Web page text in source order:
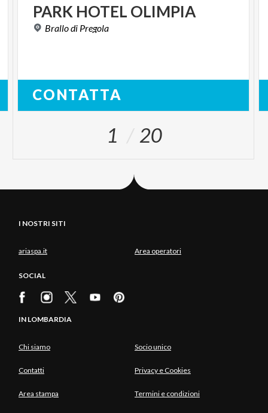
PARK HOTEL OLIMPIA
Brallodi Pregola
CONTATTA
1 20
I NOSTRI SITI
ariaspa.it Area operatori
SOCIAL
IN LOMBARDIA
Chi siamo Socio unico
Contatti Privacy e Cookies
Area stampa Termini e condizioni